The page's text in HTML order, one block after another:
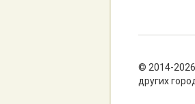
© 2014-
других